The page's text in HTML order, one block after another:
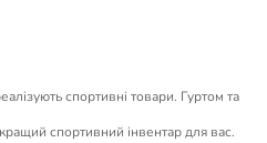
спортивні товари. Гуртом та
спортивний інвентар для вас.